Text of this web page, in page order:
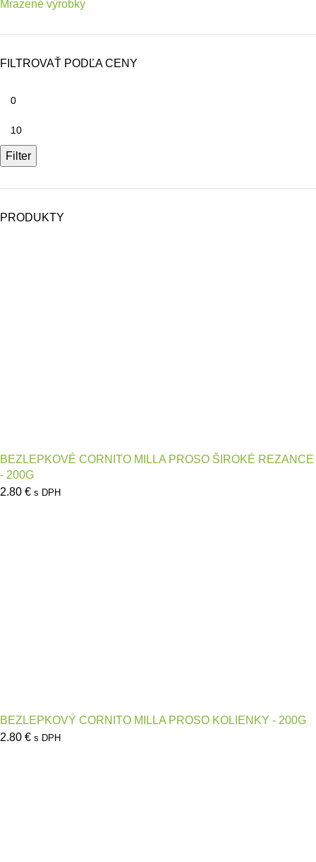
Mrazené výrobky
FILTROVAŤ PODĽA CENY
Filter
PRODUKTY
BEZLEPKOVÉ CORNITO MILLA PROSO ŠIROKÉ REZANCE
- 200G
2.80 € s DPH
BEZLEPKOVÝ CORNITO MILLA PROSO KOLIENKY - 200G
2.80 € s DPH